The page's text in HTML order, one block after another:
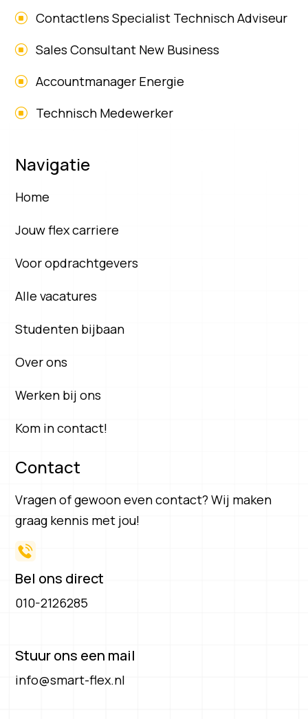
Contactlens Specialist Technisch Adviseur
Sales Consultant New Business
Accountmanager Energie
Technisch Medewerker
Navigatie
Home
Jouw flex carriere
Voor opdrachtgevers
Alle vacatures
Studenten bijbaan
Over ons
Werken bij ons
Kom in contact!
Contact
Vragen of gewoon even contact? Wij maken
graag kennis met jou!
Bel ons direct
010-2126285
Stuur ons een mail
info@smart-flex.nl